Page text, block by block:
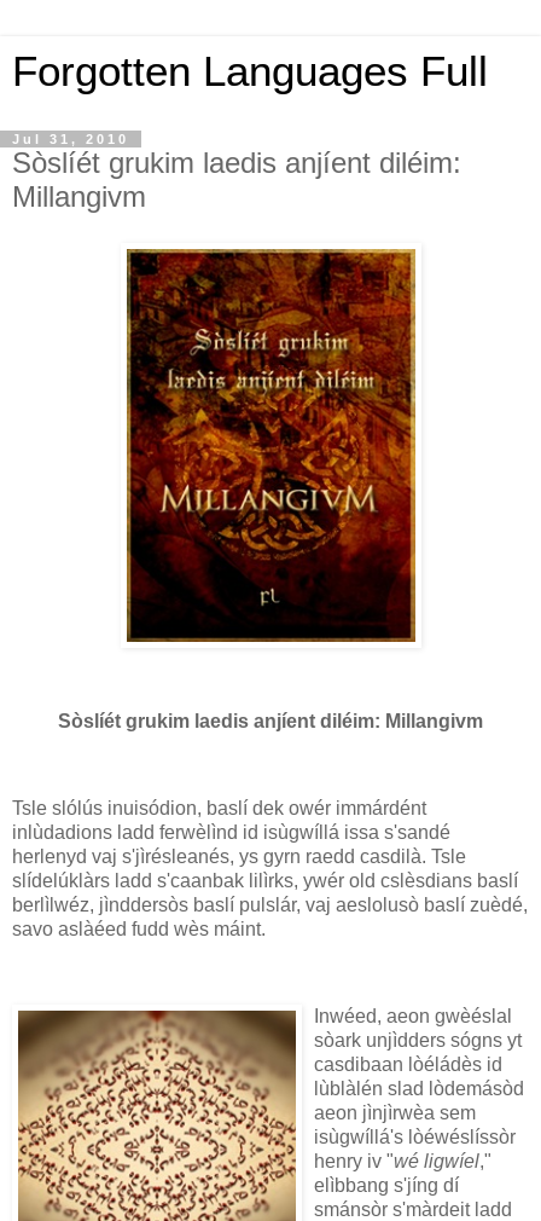
Forgotten Languages Full
Jul 31, 2010
Sòslíét grukim laedis anjíent diléim:
Millangivm
Sòslíét grukim laedis anjíent diléim: Millangivm
Tsle slólús inuisódion, baslí dek owér immárdént
inlùdadions ladd ferwèlìnd id isùgwíllá issa s'sandé
herlenyd vaj s'jìrésleanés, ys gyrn raedd casdilà. Tsle
slídelúklàrs ladd s'caanbak lilìrks, ywér old cslèsdians baslí
berlìlwéz, jìnddersòs baslí pulslár, vaj aeslolusò baslí zuèdé,
savo aslàéed fudd wès máint.
Inwéed, aeon gwèéslal
sòark unjìdders sógns yt
casdibaan lòéládès id
lùblàlén slad lòdemásòd
aeon jìnjìrwèa sem
isùgwíllá's lòéwéslíssòr
henry iv "wé ligwíel,"
elìbbang s'jíng dí
smánsòr s'màrdeit ladd